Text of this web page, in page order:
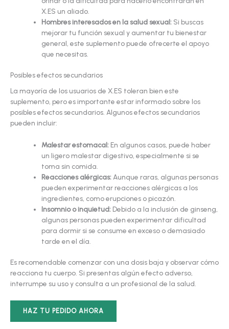
X.ES un aliado.
Hombres interesados en la salud sexual: Si buscas
mejorar tu función sexual y aumentar tu bienestar
general, este suplemento puede ofrecerte el apoyo
que necesitas.
Posibles efectos secundarios
La mayoría de los usuarios de X.ES toleran bien este
suplemento, pero es importante estar informado sobre los
posibles efectos secundarios. Algunos efectos secundarios
pueden incluir:
Malestar estomacal: En algunos casos, puede haber
un ligero malestar digestivo, especialmente si se
toma sin comida.
Reacciones alérgicas: Aunque raras, algunas personas
pueden experimentar reacciones alérgicas a los
ingredientes, como erupciones o picazón.
Insomnio o inquietud: Debido a la inclusión de ginseng,
algunas personas pueden experimentar dificultad
para dormir si se consume en exceso o demasiado
tarde en el día.
Es recomendable comenzar con una dosis baja y observar cómo
reacciona tu cuerpo. Si presentas algún efecto adverso,
interrumpe su uso y consulta a un profesional de la salud.
HAZ TU PEDIDO AHORA